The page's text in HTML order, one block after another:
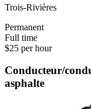
Trois-Rivières
Permanent
Full time
$25 per hour
Conducteur/
asphalte